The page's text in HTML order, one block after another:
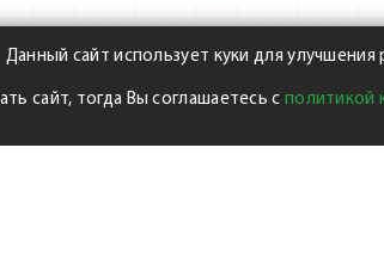
Данный сайт использует куки для улучшения
сайт, тогда Вы соглашаетесь с политикой